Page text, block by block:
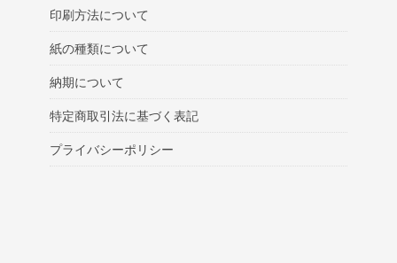
印刷方法について
紙の種類について
納期について
特定商取引法に基づく表記
プライバシーポリシー